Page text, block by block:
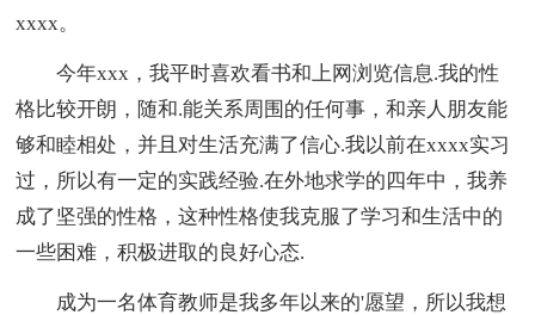
xxxx。
今年xxx，我平时喜欢看书和上网浏览信息.我的性
格比较开朗，随和.能关系周围的任何事，和亲人朋友能
够和睦相处，并且对生活充满了信心.我以前在xxxx实习
过，所以有一定的实践经验.在外地求学的四年中，我养
成了坚强的性格，这种性格使我克服了学习和生活中的
一些困难，积极进取的良好心态.
成为一名体育教师是我多年以来的'愿望，所以我想